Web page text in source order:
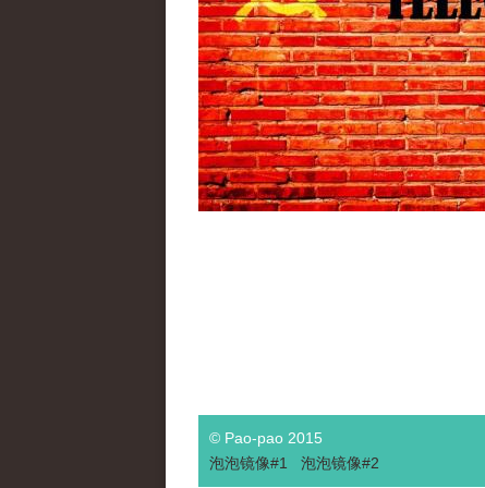
© Pao-pao 2015
泡泡镜像#1 泡泡镜像#2